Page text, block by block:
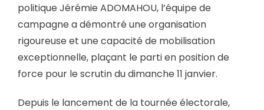
politique Jérémie ADOMAHOU, l’équipe de
campagne a démontré une organisation
rigoureuse et une capacité de mobilisation
exceptionnelle, plaçant le parti en position de
force pour le scrutin du dimanche 11 janvier.
Depuis le lancement de la tournée électorale,